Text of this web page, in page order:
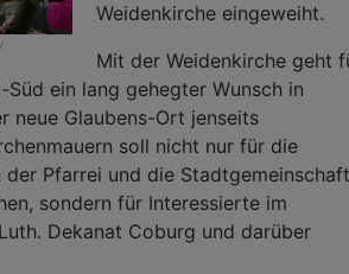
Weidenkirche eingeweiht.
Mit der Weidenkirche geht
ein lang gehegter Wunsch in
neue Glaubens-Ort jenseits
soll nicht nur für die
der Pfarrei und die Stadtgemeinschaft
sondern für Interessierte im
Dekanat Coburg und darüber